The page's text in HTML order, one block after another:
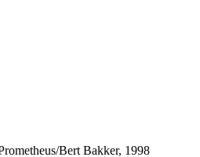
Bert Bakker, 1998